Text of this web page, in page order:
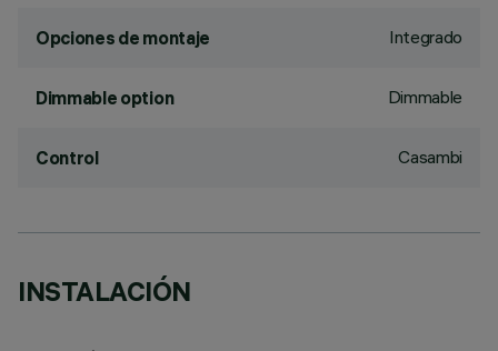
Opciones de montaje Integrado
Dimmable option Dimmable
Control Casambi
INSTALACIÓN